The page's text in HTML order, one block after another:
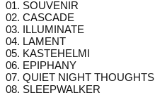
01. SOUVENIR
02. CASCADE
03. ILLUMINATE
04. LAMENT
05. KASTEHELMI
06. EPIPHANY
07. QUIET NIGHT THOUGHTS
08. SLEEPWALKER